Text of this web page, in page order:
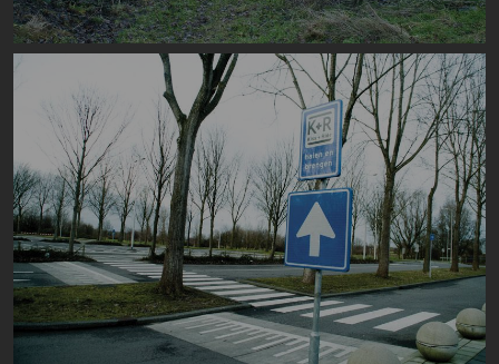
Image